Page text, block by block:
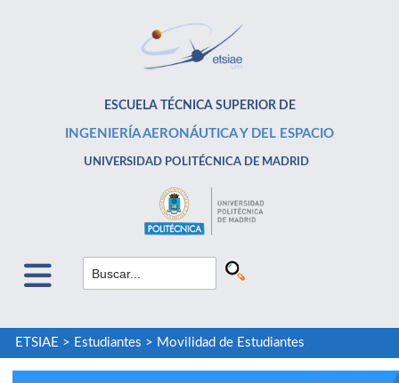
ESCUELA TÉCNICA SUPERIOR DE
INGENIERÍA AERONÁUTICA Y DEL ESPACIO
UNIVERSIDAD POLITÉCNICA DE MADRID
ETSIAE > Estudiantes > Movilidad de Estudiantes